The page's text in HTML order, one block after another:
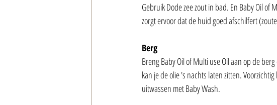
Gebruik Dode zee zout in bad. En Baby Oil
zorgt ervoor dat de huid goed afschilfert
Berg
Breng Baby Oil of Multi use Oil aan op de
kan je de olie 's nachts laten zitten.
uitwassen met Baby Wash.